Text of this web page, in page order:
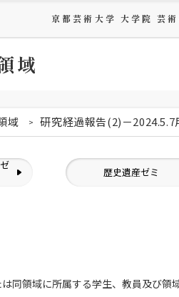
京都芸術大学 大学院 芸
域
域 研究経過報告(2)－2024.5.7
歴史遺産ゼミ
同領域に所属する学生、教員及び領